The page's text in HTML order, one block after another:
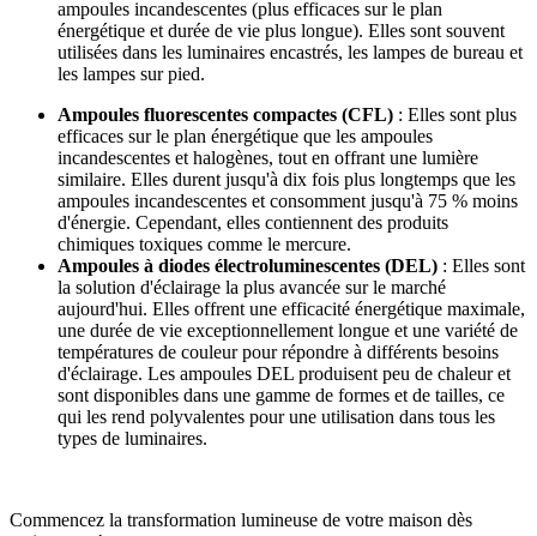
ampoules incandescentes (plus efficaces sur le plan
énergétique et durée de vie plus longue). Elles sont souvent
utilisées dans les luminaires encastrés, les lampes de bureau et
les lampes sur pied.
Ampoules fluorescentes compactes (CFL) : Elles sont plus
efficaces sur le plan énergétique que les ampoules
incandescentes et halogènes, tout en offrant une lumière
similaire. Elles durent jusqu'à dix fois plus longtemps que les
ampoules incandescentes et consomment jusqu'à 75 % moins
d'énergie. Cependant, elles contiennent des produits
chimiques toxiques comme le mercure.
Ampoules à diodes électroluminescentes (DEL) : Elles sont
la solution d'éclairage la plus avancée sur le marché
aujourd'hui. Elles offrent une efficacité énergétique maximale,
une durée de vie exceptionnellement longue et une variété de
températures de couleur pour répondre à différents besoins
d'éclairage. Les ampoules DEL produisent peu de chaleur et
sont disponibles dans une gamme de formes et de tailles, ce
qui les rend polyvalentes pour une utilisation dans tous les
types de luminaires.
Commencez la transformation lumineuse de votre maison dès